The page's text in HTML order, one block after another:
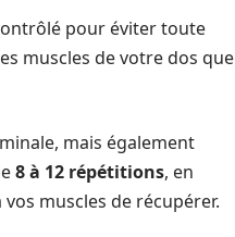
pour éviter toute
muscles de votre dos que
mais également
8 à 12 répétitions, en
muscles de récupérer.